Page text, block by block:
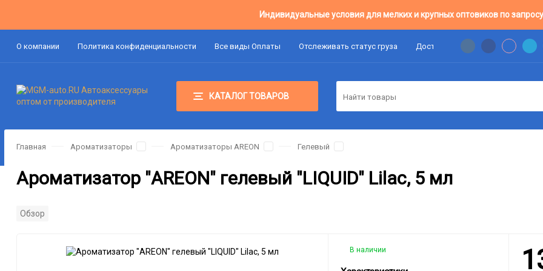
Индивидуальные условия для мелких и крупных оптовиков по
О компании Политика конфиденциальности Все виды Оплаты Отслеживать статус груза Доставка Цены Оптовикам
КАТАЛОГ ТОВАРОВ
Главная Ароматизаторы Ароматизаторы AREON Гелевый
Ароматизатор "AREON" гелевый "LIQUID" Lilac, 5 мл
Обзор
В наличии